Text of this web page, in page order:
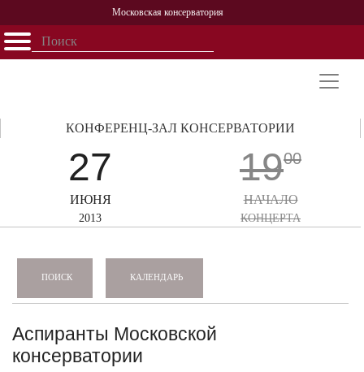
Московская консерватория
Открыть - закрыть
Персоналии
История
27
ИЮНЯ
2013
КОНФЕРЕНЦ-ЗАЛ КОНСЕРВАТОРИИ
1900
НАЧАЛО
КОНЦЕРТА
ПОИСК КАЛЕНДАРЬ
Аспиранты Московской
консерватории